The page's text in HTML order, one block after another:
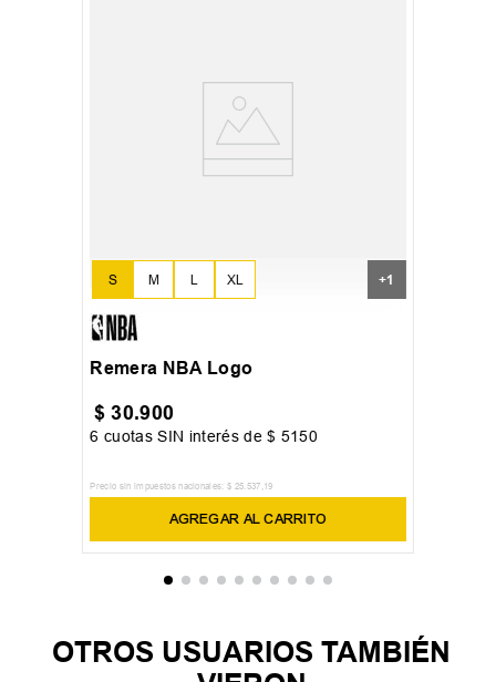
S L
M XL +1
Remera NBA Logo
$ 30.900
6 cuotas SIN interés de$ 5150
Precio sin impuestos nacionales: $ 25.537 ,19
AGREGAR AL CARRITO
OTROS USUARIOS TAMBIÉN